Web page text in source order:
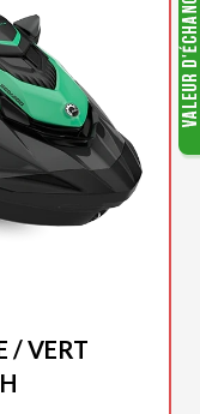
/ VERT